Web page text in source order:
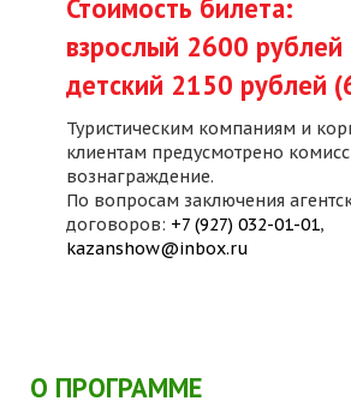
Стоимость билета:
взрослый 2600 рублей
детский 2150 рублей
Туристическим компаниям и
клиентам предусмотрено
вознаграждение.
По вопросам заключения
договоров: +7 (927) 032-01-01,
kazanshow@inbox.ru
О ПРОГРАММЕ